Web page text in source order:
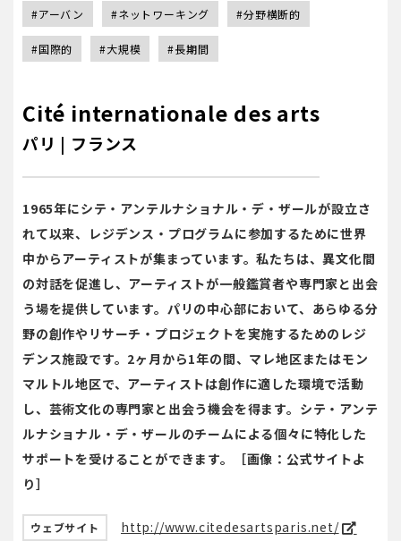
#アーバン #ネットワーキング #分野横断的
#国際的 #大規模 #長期間
Cité internationale des arts
パリ | フランス
1965年にシテ・アンテルナショナル・デ・ザールが設立さ
れて以来、レジデンス・プログラムに参加するために世界
中からアーティストが集まっています。私たちは、異文化間
の対話を促進し、アーティストが一般鑑賞者や専門家と出会
う場を提供しています。パリの中心部において、あらゆる分
野の創作やリサーチ・プロジェクトを実施するためのレジ
デンス施設です。2ヶ月から1年の間、マレ地区またはモン
マルトル地区で、アーティストは創作に適した環境で活動
し、芸術文化の専門家と出会う機会を得ます。シテ・アンテ
ルナショナル・デ・ザールのチームによる個々に特化した
サポートを受けることができます。［画像：公式サイトよ
り］
ウェブサイト http://www.citedesartsparis.net/